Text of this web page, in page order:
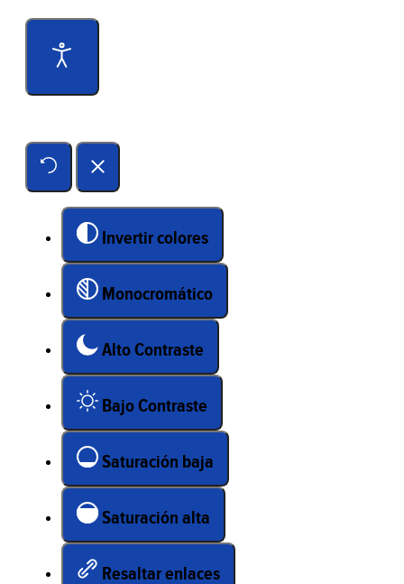
Invertir colores
Monocromático
Alto Contraste
Bajo Contraste
Saturación baja
Saturación alta
Resaltar enlaces